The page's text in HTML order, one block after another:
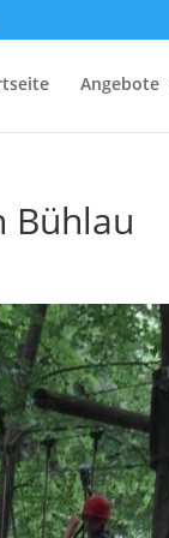
Angebote
Bühlau